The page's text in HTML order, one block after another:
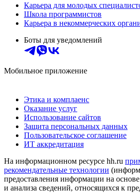
Карьера для молодых
Школа программистов
Карьера в некоммерческих
Боты для уведомлений
Мобильное приложение
Этика и комплаенс
Оказание услуг
Использование сайтов
Защита персональных данных
Пользовательское соглашение
ИТ аккредитация
На информационном ресурсе hh.ru
рекомендательные технологии
предоставления информации на
и анализа сведений, относящихся к